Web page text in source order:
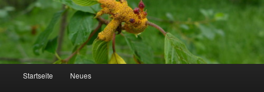
Startseite Neues